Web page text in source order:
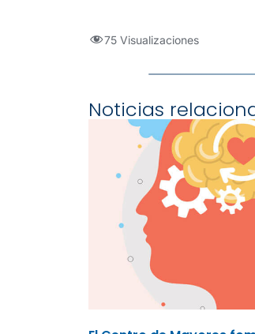
75 Visualizaciones
Noticias